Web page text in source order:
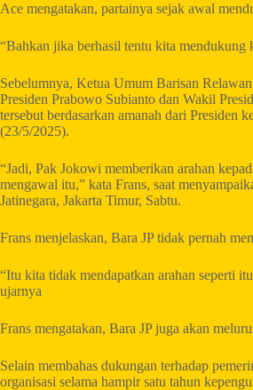
Ace mengatakan, partainya sejak awal
“Bahkan jika berhasil tentu kita mendukung
Sebelumnya, Ketua Umum Barisan
Presiden Prabowo Subianto dan Wakil
tersebut berdasarkan amanah dari Presiden
(23/5/2025).
“Jadi, Pak Jokowi memberikan arahan
mengawal itu,” kata Frans, saat
Jatinegara, Jakarta Timur, Sabtu.
Frans menjelaskan, Bara JP tidak pernah
“Itu kita tidak mendapatkan arahan seperti
ujarnya
Frans mengatakan, Bara JP juga akan
Selain membahas dukungan terhadap
organisasi selama hampir satu tahun